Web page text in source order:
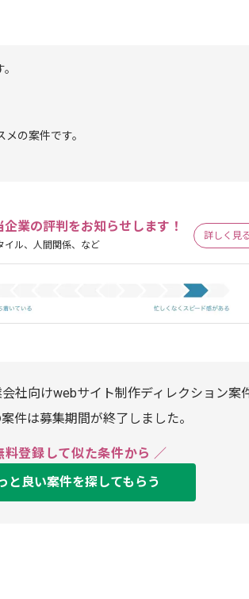
の案件です。
業の評判をお知らせします！
イル、人間関係、など
詳しく見
会社向けwebサイト制作ディレクション案
件は募集期間が終了しました。
料登録して似た条件から ／
と良い案件を探してもらう